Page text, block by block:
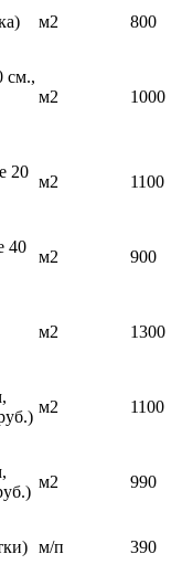
м2 800
см.,
м2 1000
20
м2 1100
40
м2 900
м2 1300
м2 1100
м2 990
м/п 390